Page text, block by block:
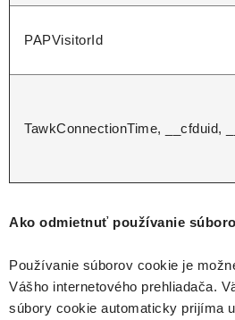
PAPVisitorId
TawkConnectionTime, __cfduid,
Ako odmietnuť používanie
Používanie súborov cookie je
Vášho internetového prehliadača.
súbory cookie automaticky prijíma